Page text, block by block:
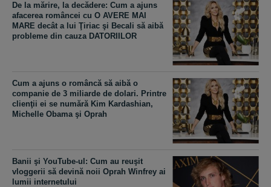
De la mărire, la decădere: Cum a ajuns
afacerea româncei cu O AVERE MAI
MARE decât a lui Ţiriac şi Becali să aibă
probleme din cauza DATORIILOR
Cum a ajuns o româncă să aibă o
companie de 3 miliarde de dolari. Printre
clienţii ei se numără Kim Kardashian,
Michelle Obama şi Oprah
Banii şi YouTube-ul: Cum au reuşit
vloggerii să devină noii Oprah Winfrey ai
lumii internetului